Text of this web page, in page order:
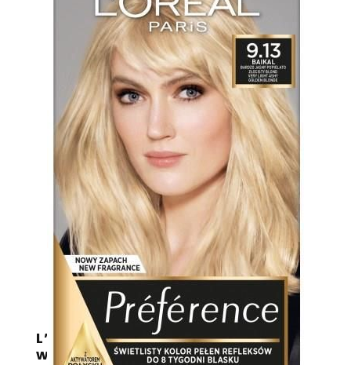
L’Oreal Paris Preference Farba do
włosów 9.13 Baikal